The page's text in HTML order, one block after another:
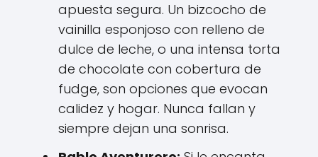
apuesta segura. Un bizcocho de
vainilla esponjoso con relleno de
dulce de leche, o una intensa torta
de chocolate con cobertura de
fudge, son opciones que evocan
calidez y hogar. Nunca fallan y
siempre dejan una sonrisa.